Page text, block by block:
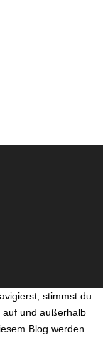
stimmst du
auf und außerhalb
Blog werden